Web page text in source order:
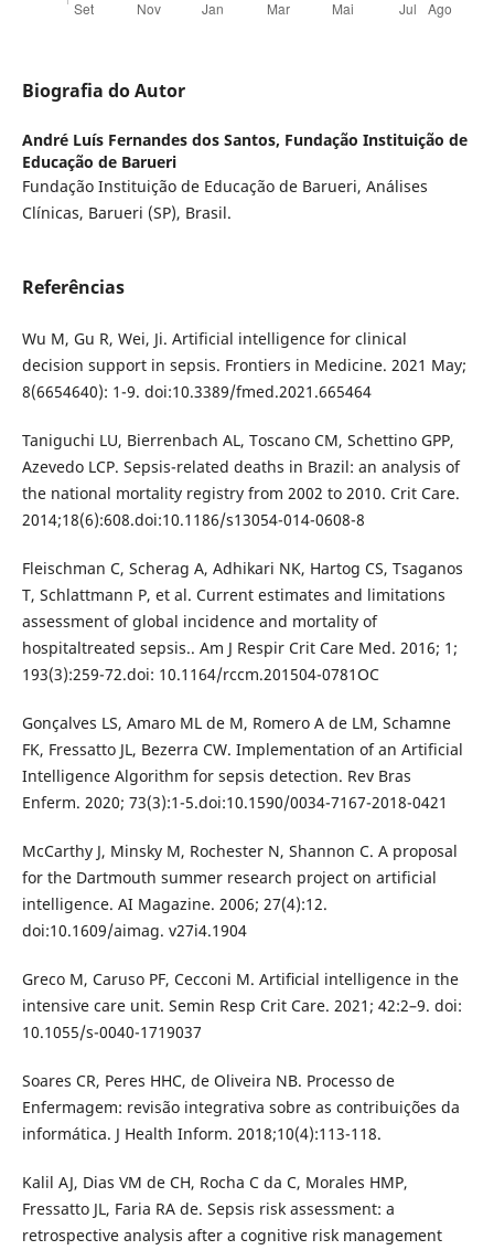
Biografia do Autor
André Luís Fernandes dos Santos, Fundação Instituição de
Educação de Barueri
Fundação Instituição de Educação de Barueri, Análises
Clínicas, Barueri (SP), Brasil.
Referências
Wu M, Gu R, Wei, Ji. Artificial intelligence for clinical
decision support in sepsis. Frontiers in Medicine. 2021 May;
8(6654640): 1-9. doi:10.3389/fmed.2021.665464
Taniguchi LU, Bierrenbach AL, Toscano CM, Schettino GPP,
Azevedo LCP. Sepsis-related deaths in Brazil: an analysis of
the national mortality registry from 2002 to 2010. Crit Care.
2014;18(6):608.doi:10.1186/s13054-014-0608-8
Fleischman C, Scherag A, Adhikari NK, Hartog CS, Tsaganos
T, Schlattmann P, et al. Current estimates and limitations
assessment of global incidence and mortality of
hospitaltreated sepsis.. Am J Respir Crit Care Med. 2016; 1;
193(3):259-72.doi: 10.1164/rccm.201504-0781OC
Gonçalves LS, Amaro ML de M, Romero A de LM, Schamne
FK, Fressatto JL, Bezerra CW. Implementation of an Artificial
Intelligence Algorithm for sepsis detection. Rev Bras
Enferm. 2020; 73(3):1-5.doi:10.1590/0034-7167-2018-0421
McCarthy J, Minsky M, Rochester N, Shannon C. A proposal
for the Dartmouth summer research project on artificial
intelligence. AI Magazine. 2006; 27(4):12.
doi:10.1609/aimag. v27i4.1904
Greco M, Caruso PF, Cecconi M. Artiﬁcial intelligence in the
intensive care unit. Semin Resp Crit Care. 2021; 42:2–9. doi:
10.1055/s-0040-1719037
Soares CR, Peres HHC, de Oliveira NB. Processo de
Enfermagem: revisão integrativa sobre as contribuições da
informática. J Health Inform. 2018;10(4):113-118.
Kalil AJ, Dias VM de CH, Rocha C da C, Morales HMP,
Fressatto JL, Faria RA de. Sepsis risk assessment: a
retrospective analysis after a cognitive risk management